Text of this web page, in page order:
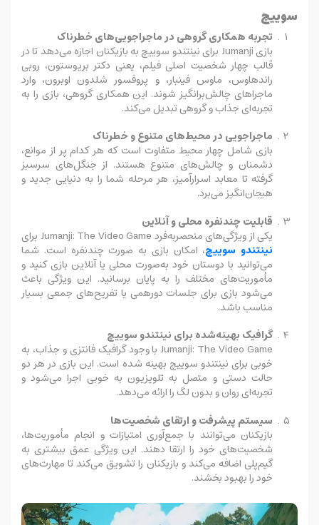
سوییچ
تجربه همکاری گروهی در ماجراجویی‌های خطرناک
بازی Jumanji برای نینتندو سوییچ به بازیکنان اجازه می‌دهد تا در
قالب چهار شخصیت اصلی فیلم، یعنی دکتر بریوستون، روبی
راندهاوس، ماوس فینبار، و پروفسور شلدون اوبرون، وارد
ماجراهای چالش‌برانگیز شوند. این همکاری گروهی، بازی را به
تجربه‌ای جذاب و گروهی تبدیل می‌کند.
ماجراجویی در محیط‌های متنوع و خطرناک
بازی شامل چهار محیط متفاوت است که هر کدام پر از موانع،
دشمنان و چالش‌های متنوع هستند. از جنگل‌های سرسبز
گرفته تا معابد اسرارآمیز، هر مرحله شما را به دنیایی جدید و
هیجان‌انگیز می‌برد.
قابلیت چندنفره محلی و آنلاین
یکی از ویژگی‌های منحصربه‌فرد Jumanji: The Video Game برای
نینتندو سوییچ، امکان بازی به صورت چندنفره است. شما
می‌توانید با دوستان خود به‌صورت محلی یا آنلاین بازی کنید و
مأموریت‌های مختلف را به پایان برسانید. این ویژگی باعث
می‌شود بازی برای جلسات دورهمی یا تفریح‌های جمعی بسیار
مناسب باشد.
گرافیک بهینه‌شده برای نینتندو سوییچ
Jumanji: The Video Game با وجود گرافیک فانتزی و جذاب، به
خوبی برای نینتندو سوییچ بهینه شده است. این بازی در هر دو
حالت دستی و متصل به تلویزیون به خوبی اجرا می‌شود و
تجربه‌ای روان و بدون لگ را ارائه می‌دهد.
سیستم پیشرفت و ارتقای شخصیت‌ها
بازیکنان می‌توانند با جمع‌آوری امتیازات و انجام مأموریت‌ها،
شخصیت‌های خود را ارتقا دهند. این ویژگی عمق بیشتری به
گیم‌پلی اضافه می‌کند و بازیکنان را تشویق می‌کند تا مهارت‌های
خود را بهبود بخشند.